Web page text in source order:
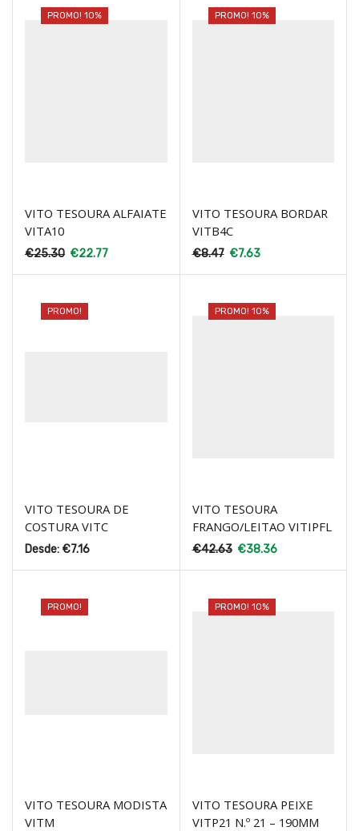
PROMO! 10%
VITO TESOURA ALFAIATE
VITA10
€25.30 €22.77
PROMO! 10%
VITO TESOURA BORDAR
VITB4C
€8.47 €7.63
PROMO!
VITO TESOURA DE
COSTURA VITC
Desde: €7.16
PROMO! 10%
VITO TESOURA
FRANGO/LEITAO VITIPFL
€42.63 €38.36
PROMO!
VITO TESOURA MODISTA
VITM
PROMO! 10%
VITO TESOURA PEIXE
VITP21 N.º 21 – 190MM